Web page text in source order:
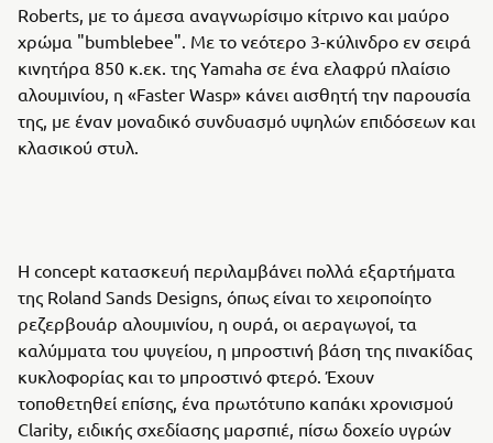
Roberts, με το άμεσα αναγνωρίσιμο κίτρινο και μαύρο
χρώμα "bumblebee". Με το νεότερο 3-κύλινδρο εν σειρά
κινητήρα 850 κ.εκ. της Yamaha σε ένα ελαφρύ πλαίσιο
αλουμινίου, η «Faster Wasp» κάνει αισθητή την παρουσία
της, με έναν μοναδικό συνδυασμό υψηλών επιδόσεων και
κλασικού στυλ.
Η concept κατασκευή περιλαμβάνει πολλά εξαρτήματα
της Roland Sands Designs, όπως είναι το χειροποίητο
ρεζερβουάρ αλουμινίου, η ουρά, οι αεραγωγοί, τα
καλύμματα του ψυγείου, η μπροστινή βάση της πινακίδας
κυκλοφορίας και το μπροστινό φτερό. Έχουν
τοποθετηθεί επίσης, ένα πρωτότυπο καπάκι χρονισμού
Clarity, ειδικής σχεδίασης μαρσπιέ, πίσω δοχείο υγρών